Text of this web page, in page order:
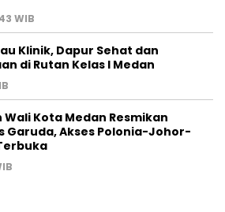
WIB
Klinik, Dapur Sehat dan
di Rutan Kelas I Medan
Wali Kota Medan Resmikan
Garuda, Akses Polonia-Johor-